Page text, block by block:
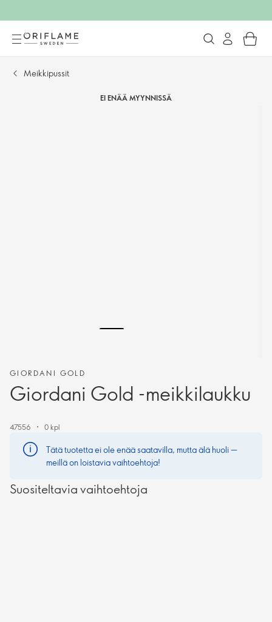
Meikkipussit​
EI ENÄÄ MYYNNISSÄ
GIORDANI GOLD
Giordani Gold -meikkilaukku
47556 0 kpl
Tätä tuotetta ei ole enää saatavilla, mutta älä huoli —
meillä on loistavia vaihtoehtoja!
Suositeltavia vaihtoehtoja